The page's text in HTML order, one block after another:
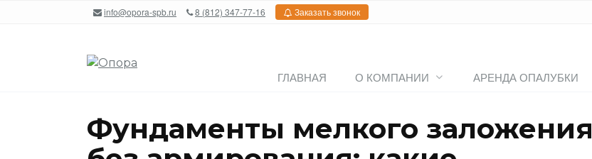
info@opora-spb.ru 8 (812) 347-77-16 Заказать звонок
ГЛАВНАЯ О КОМПАНИИ АРЕНДА ОПАЛУБКИ
Фундаменты мелкого заложения